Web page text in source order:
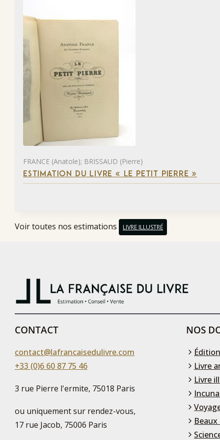
FRANCE (Anatole); BRISSAUD (Pierre)
ESTIMATION DU LIVRE « LE PETIT PIERRE »
Voir toutes nos estimations LIVRE ILLUSTRÉ
CONTACT
contact@lafrancaisedulivre.com
+33 (0)6 60 87 75 46
3 rue Pierre l'ermite, 75018 Paris
ou uniquement sur rendez-vous,
17 rue Jacob, 75006 Paris
NOS
Livre
Livre